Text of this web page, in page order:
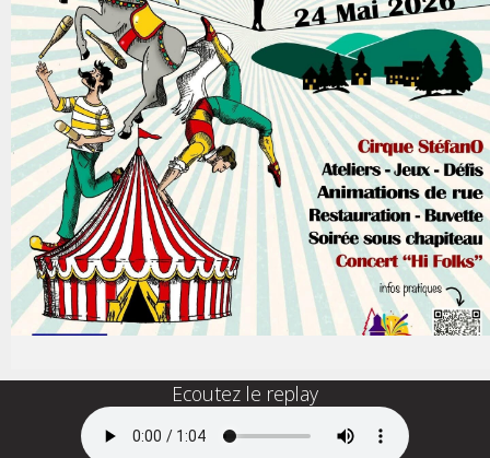
Ecoutez le replay